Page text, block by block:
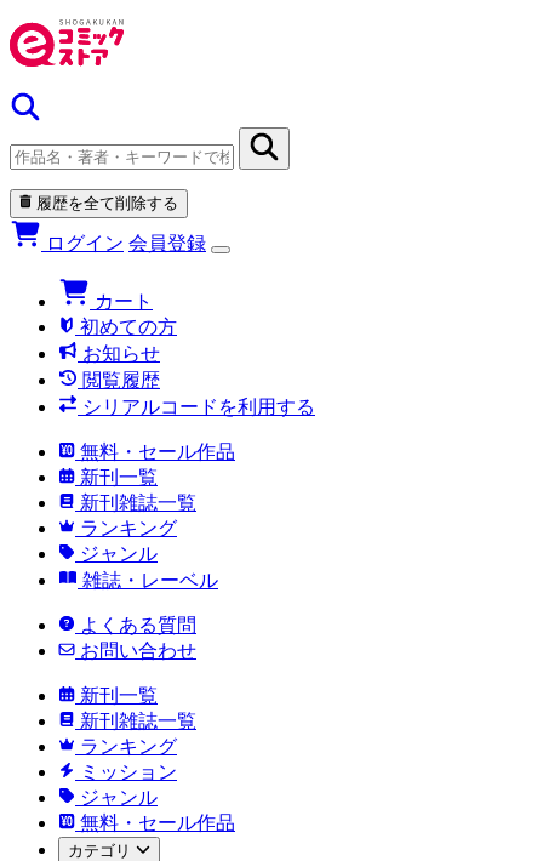
履歴を全て削除する
ログイン 会員登録
カート
初めての方
お知らせ
閲覧履歴
シリアルコードを利用する
無料・セール作品
新刊一覧
新刊雑誌一覧
ランキング
ジャンル
雑誌・レーベル
よくある質問
お問い合わせ
新刊一覧
新刊雑誌一覧
ランキング
ミッション
ジャンル
無料・セール作品
カテゴリ